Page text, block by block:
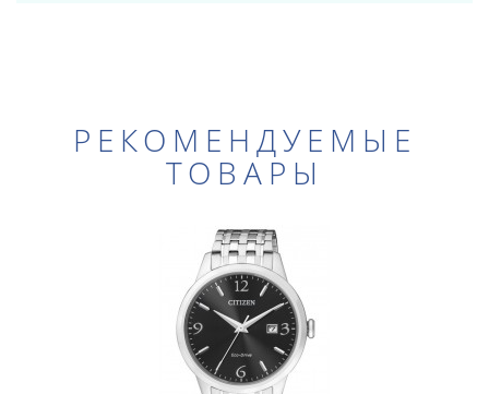
РЕКОМЕНДУЕМЫЕ
ТОВАРЫ